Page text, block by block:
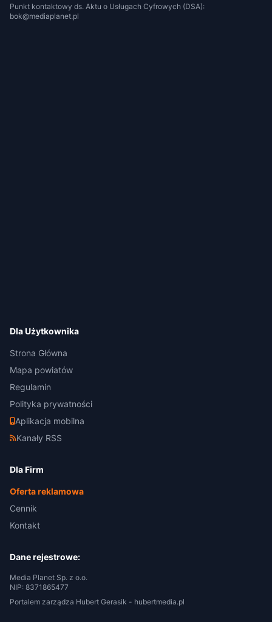
Punkt kontaktowy ds. Aktu o Usługach Cyfrowych (DSA):
bok@mediaplanet.pl
Dla Użytkownika
Strona Główna
Mapa powiatów
Regulamin
Polityka prywatności
Aplikacja mobilna
Kanały RSS
Dla Firm
Oferta reklamowa
Cennik
Kontakt
Dane rejestrowe:
Media Planet Sp. z o.o.
NIP: 8371865477
Portalem zarządza Hubert Gerasik - hubertmedia.pl